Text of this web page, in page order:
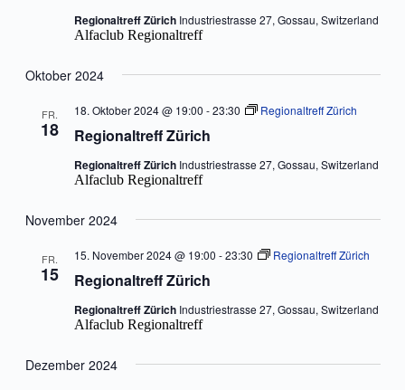
Regionaltreff Zürich Industriestrasse 27, Gossau, Switzerland
Alfaclub Regionaltreff
Oktober 2024
FR.
18 Regionaltreff Zürich
18. Oktober 2024 @ 19:00 -23:30 Regionaltreff Zürich
Regionaltreff Zürich Industriestrasse 27, Gossau, Switzerland
Alfaclub Regionaltreff
November 2024
FR.
15 Regionaltreff Zürich
15. November 2024 @ 19:00 -23:30 Regionaltreff Zürich
Regionaltreff Zürich Industriestrasse 27, Gossau, Switzerland
Alfaclub Regionaltreff
Dezember 2024